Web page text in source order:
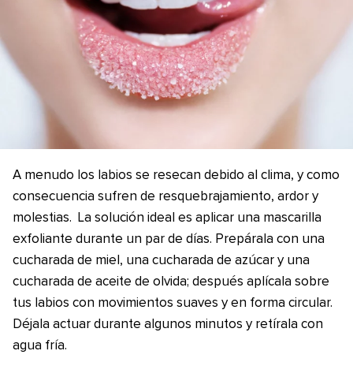
A menudo los labios se resecan debido al clima, y como
consecuencia sufren de resquebrajamiento, ardor y
molestias. La solución ideal es aplicar una mascarilla
exfoliante durante un par de días. Prepárala con una
cucharada de miel, una cucharada de azúcar y una
cucharada de aceite de olvida; después aplícala sobre
tus labios con movimientos suaves y en forma circular.
Déjala actuar durante algunos minutos y retírala con
agua fría.